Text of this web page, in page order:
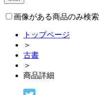
画像がある商品のみ検索
トップページ
＞
古書
＞
商品詳細